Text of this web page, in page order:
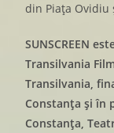
din Piața Ovidiu
SUNSCREEN
Transilvania
Transilvania,
Constanţa şi în
Constanţa,